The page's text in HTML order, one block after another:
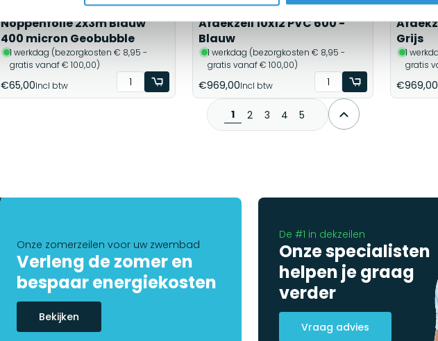
Noppenfolie 2x3m Blauw
400 micron Geobubble
1 werkdag (bezorgkosten € 8,95 -
gratis vanaf € 100,00)
€65,00Incl btw
Afdekzeil 10x12 PVC 600 -
Blauw
1 werkdag (bezorgkosten € 8,95 -
gratis vanaf € 100,00)
€969,00Incl btw
Grijs
1
gratis
€969,00
1 2 3 4 5
Onze zomerzeilen voor uw zwembad
Verleng de zomer en
bespaar energiekosten
Bekijken
De #1 in dekzeilen
Onze specialisten
helpen je graag
verder
Vraag advies